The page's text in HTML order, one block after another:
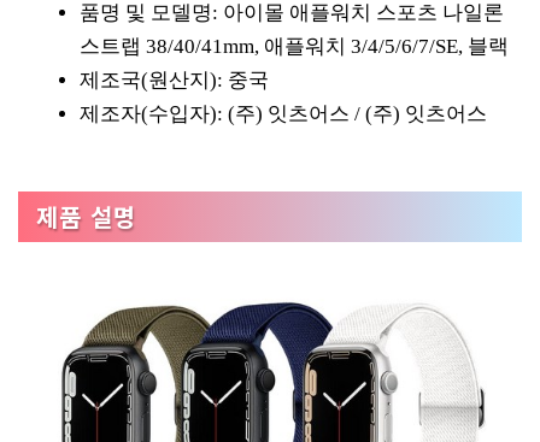
품명 및 모델명: 아이몰 애플워치 스포츠 나일론
스트랩 38/40/41mm, 애플워치 3/4/5/6/7/SE, 블랙
제조국(원산지): 중국
제조자(수입자): (주) 잇츠어스 / (주) 잇츠어스
제품 설명